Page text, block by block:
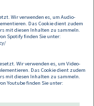
Wir verwenden es, um Audio-
Das Cookie dient zudem
mit diesen Inhalten zu sammeln.
Spotify finden Sie unter:
Wir verwenden es, um Video-
Das Cookie dient zudem
mit diesen Inhalten zu sammeln.
Youtube finden Sie unter: